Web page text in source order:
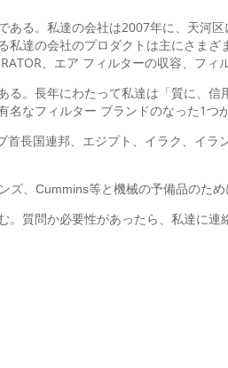
ある。私達の会社は2007年に、天河区
達の会社のプロダクトは主にさま
、エア フィルターの収容、フィ
。長年にわたって私達は「質に、信
なフィルター ブランドのなった1つ
長国連邦、エジプト、イラク、イラ
、Cummins等と機械の予備品のため
質問か必要性があったら、私達に